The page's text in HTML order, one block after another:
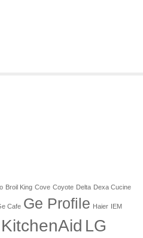
Broil King Cove Coyote Delta Dexa Cucine
Cafe Ge Profile Haier IEM
KitchenAid LG